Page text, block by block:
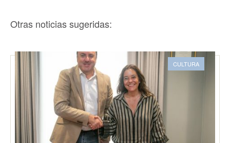
Otras noticias sugeridas:
CULTURA